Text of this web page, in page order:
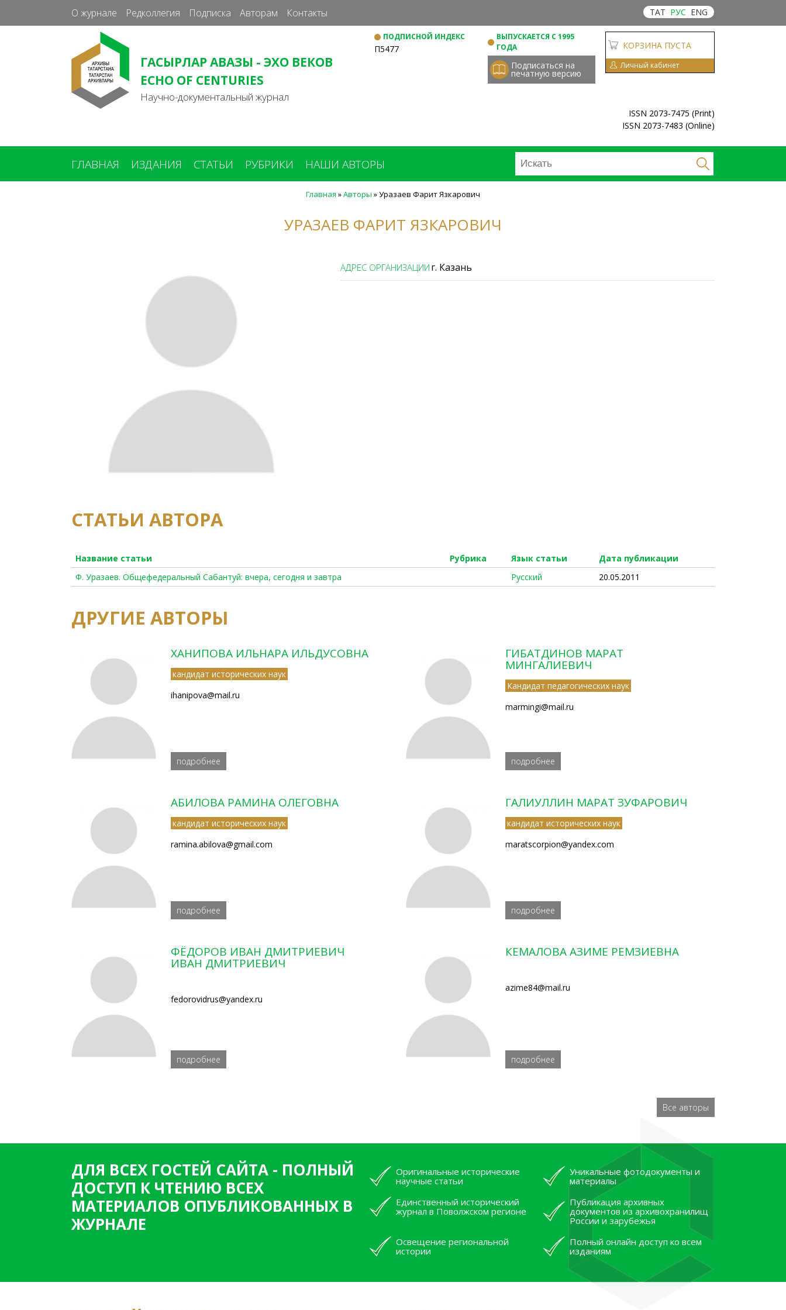
к
основному
О журнале Редколлегия Подписка Авторам Контакты ТАТ РУС ENG
ГАСЫРЛАР АВАЗЫ - ЭХО ВЕКОВ
ECHO OF CENTURIES
Научно-документальный журнал
ПОДПИСНОЙ ИНДЕКС
П5477
ВЫПУСКАЕТСЯ С 1995
ГОДА
Подписаться на
печатную версию
КОРЗИНА ПУСТА
Личный кабинет
ISSN 2073-7475 (Print)
ISSN 2073-7483 (Online)
ГЛАВНАЯ ИЗДАНИЯ СТАТЬИ РУБРИКИ НАШИ АВТОРЫ
Главная »Авторы »Уразаев Фарит Язкарович
УРАЗАЕВ ФАРИТ ЯЗКАРОВИЧ
АДРЕС ОРГАНИЗАЦИИ г. Казань
СТАТЬИ АВТОРА
Название статьи Рубрика Язык статьи
Дата публикации
Ф. Уразаев. Общефедеральный Сабантуй: вчера, сегодня и завтра
Русский 20.05.2011
ДРУГИЕ АВТОРЫ
ХАНИПОВА ИЛЬНАРА ИЛЬДУСОВНА
кандидат исторических наук
ihanipova@mail.ru
подробнее
ГИБАТДИНОВ МАРАТ
МИНГАЛИЕВИЧ
Кандидат педагогических наук
marmingi@mail.ru
подробнее
АБИЛОВА РАМИНА ОЛЕГОВНА
кандидат исторических наук
ramina.abilova@gmail.com
подробнее
ГАЛИУЛЛИН МАРАТ ЗУФАРОВИЧ
кандидат исторических наук
maratscorpion@yandex.com
подробнее
ФЁДОРОВ ИВАН ДМИТРИЕВИЧ
ИВАН ДМИТРИЕВИЧ
fedorovidrus@yandex.ru
подробнее
КЕМАЛОВА АЗИМЕ РЕМЗИЕВНА
аzime84@mail.ru
подробнее
Все авторы
ДЛЯ ВСЕХ ГОСТЕЙ САЙТА - ПОЛНЫЙ
ДОСТУП К ЧТЕНИЮ ВСЕХ
МАТЕРИАЛОВ ОПУБЛИКОВАННЫХ В
ЖУРНАЛЕ
Оригинальные исторические
научные статьи
Уникальные фотодокументы и
материалы
Единственный исторический
журнал в Поволжском регионе
Публикация архивных
документов из архивохранилищ
России и зарубежья
Освещение региональной
истории
Полный онлайн доступ ко всем
изданиям